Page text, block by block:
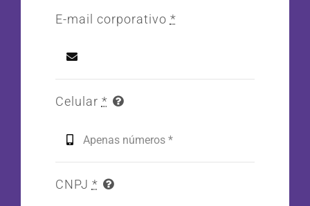
E-mail corporativo *
Celular *
CNPJ *